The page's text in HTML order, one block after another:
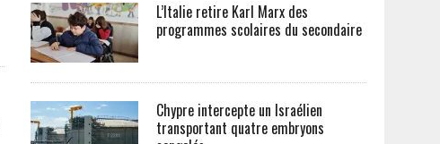
L’Italie retire Karl Marx des
programmes scolaires du secondaire
Chypre intercepte un Israélien
transportant quatre embryons